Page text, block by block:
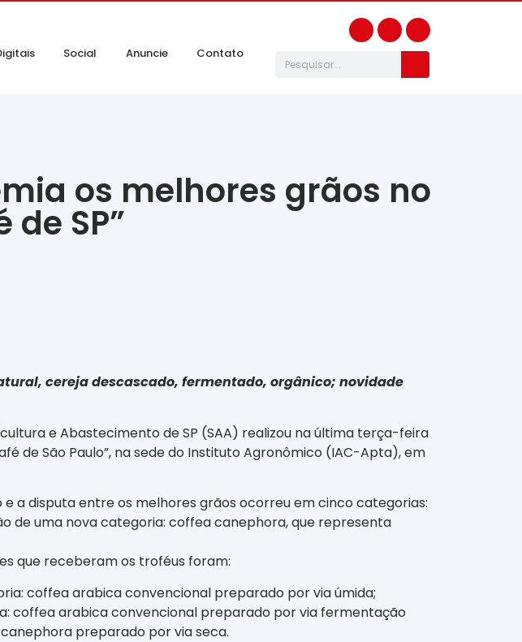
Social Anuncie Contato
os melhores grãos no
SP”
cereja descascado, fermentado, orgânico; novidade
e Abastecimento de SP (SAA) realizou na última terça-feira
de São Paulo”, na sede do Instituto Agronômico (IAC-Apta), em
a disputa entre os melhores grãos ocorreu em cinco categorias:
de uma nova categoria: coffea canephora, que representa
que receberam os troféus foram:
coffea arabica convencional preparado por via úmida;
coffea arabica convencional preparado por via fermentação
preparado por via seca.